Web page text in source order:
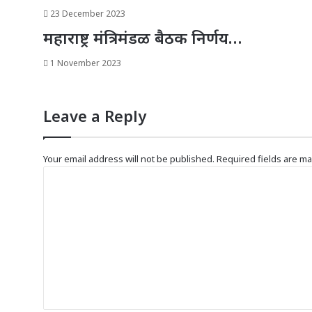
23 December 2023
महाराष्ट्र मंत्रिमंडळ बैठक निर्णय…
1 November 2023
Leave a Reply
Your email address will not be published. Required fields are